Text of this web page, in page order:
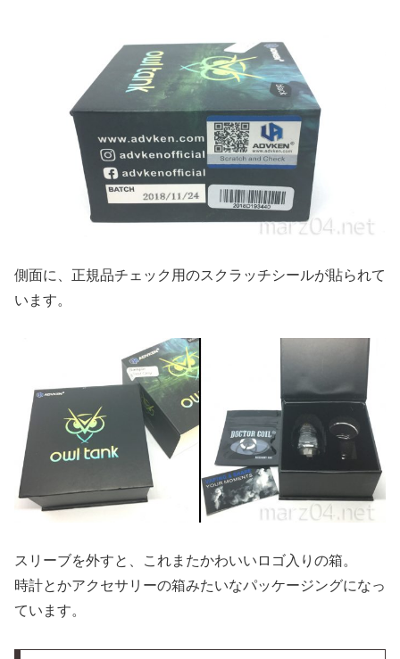
側面に、正規品チェック用のスクラッチシールが貼られて
います。
スリーブを外すと、これまたかわいいロゴ入りの箱。
時計とかアクセサリーの箱みたいなパッケージングになっ
ています。